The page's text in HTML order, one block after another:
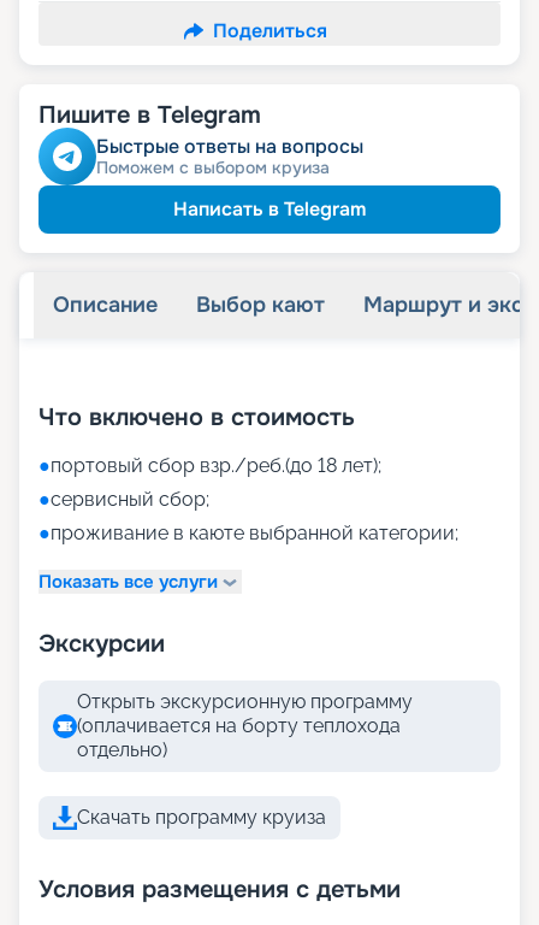
Поделиться
Пишите в Telegram
Быстрые ответы на вопросы
Поможем с выбором круиза
Написать в Telegram
Описание Выбор кают Маршрут и
Что включено в стоимость
●портовый сбор взр./реб.(до 18 лет);
●сервисный сбор;
●проживание в каюте выбранной категории;
Показать все услуги
Экскурсии
Открыть экскурсионную программу
(оплачивается на борту теплохода
отдельно)
Скачать программу круиза
Условия размещения с детьми